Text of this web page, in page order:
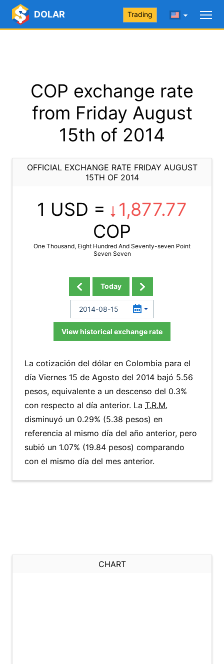
DOLAR Trading
COP exchange rate
from Friday August
15th of 2014
OFFICIAL EXCHANGE RATE FRIDAY AUGUST
15TH OF 2014
1 USD =
1,877.77
COP
One Thousand, Eight Hundred And Seventy-seven Point
Seven Seven
Today
View historical exchange rate
La cotización del dólar en Colombia para el
día Viernes 15 de Agosto del 2014 bajó 5.56
pesos, equivalente a un descenso del 0.3%
con respecto al día anterior. La T.R.M.
disminuyó un 0.29% (5.38 pesos) en
referencia al mismo día del año anterior, pero
subió un 1.07% (19.84 pesos) comparando
con el mismo día del mes anterior.
CHART